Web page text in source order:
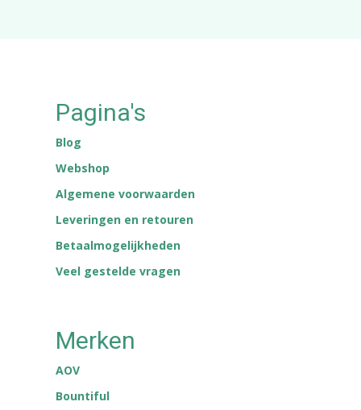
Pagina's
Blog
Webshop
Algemene voorwaarden
Leveringen en retouren
Betaalmogelijkheden
Veel gestelde vragen
Merken
AOV
Bountiful